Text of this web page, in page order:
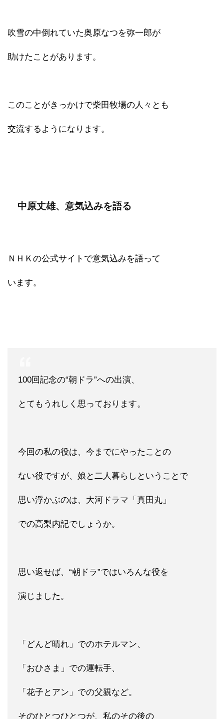
吹雪の中倒れていた奥原なつを弥一郎が
助けたことがあります。
このことがきっかけで柴田牧場の人々とも
交流するようになります。
中原丈雄、意気込みを語る
ＮＨＫの公式サイトで意気込みを語って
います。
100回記念の“朝ドラ”への出演、
とてもうれしく思っております。
今回の私の役は、今までにやったことの
ない役ですが、娘と二人暮らしということで
思い浮かぶのは、大河ドラマ「真田丸」
での高梨内記でしょうか。
思い返せば、“朝ドラ”ではいろんな役を
演じました。
「どんど晴れ」でのホテルマン、
「おひさま」での運転手、
「花子とアン」での父親など。
そのひとつひとつが、私のその後の